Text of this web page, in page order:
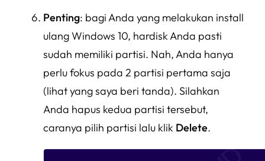
Penting: bagi Anda yang melakukan install
ulang Windows 10, hardisk Anda pasti
sudah memiliki partisi. Nah, Anda hanya
perlu fokus pada 2 partisi pertama saja
(lihat yang saya beri tanda). Silahkan
Anda hapus kedua partisi tersebut,
caranya pilih partisi lalu klik Delete.